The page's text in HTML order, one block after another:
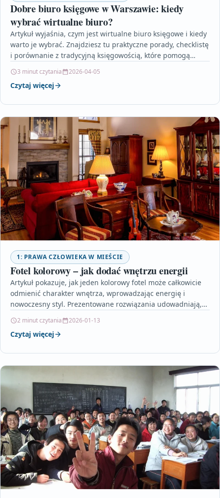
Dobre biuro księgowe w Warszawie: kiedy
wybrać wirtualne biuro?
Artykuł wyjaśnia, czym jest wirtualne biuro księgowe i kiedy
warto je wybrać. Znajdziesz tu praktyczne porady, checklistę
i porównanie z tradycyjną księgowością, które pomogą…
3 minut czytania 2026-04-05
Czytaj więcej
1: PRAWA CZŁOWIEKA W MIEŚCIE
Fotel kolorowy – jak dodać wnętrzu energii
Artykuł pokazuje, jak jeden kolorowy fotel może całkowicie
odmienić charakter wnętrza, wprowadzając energię i
nowoczesny styl. Prezentowane rozwiązania udowadniają,
2 minut czytania 2026-01-13
Czytaj więcej